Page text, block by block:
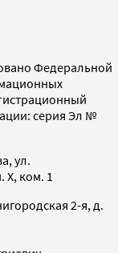
Федеральной
серия Эл №
ул.
X, ком. 1
2-я, д.